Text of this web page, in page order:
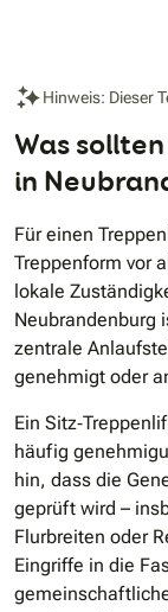
Hinweis: Dieser
Was
in
Für einen
Treppenform vor
lokale
Neubrandenburg
zentrale
genehmigt oder
Ein
häufig
hin, dass die
geprüft wird –
Flurbreiten oder
Eingriffe in die